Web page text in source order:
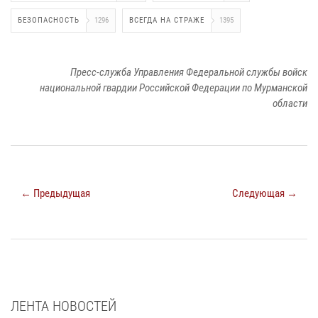
БЕЗОПАСНОСТЬ 1296 ВСЕГДА НА СТРАЖЕ 1395
Пресс-служба Управления Федеральной службы войск
национальной гвардии Российской Федерации по Мурманской
области
← Предыдущая Следующая →
ЛЕНТА НОВОСТЕЙ